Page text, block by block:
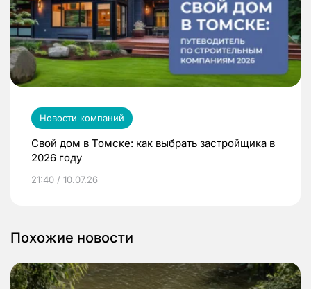
Новости компаний
Свой дом в Томске: как выбрать застройщика в
2026 году
21:40 / 10.07.26
Похожие новости